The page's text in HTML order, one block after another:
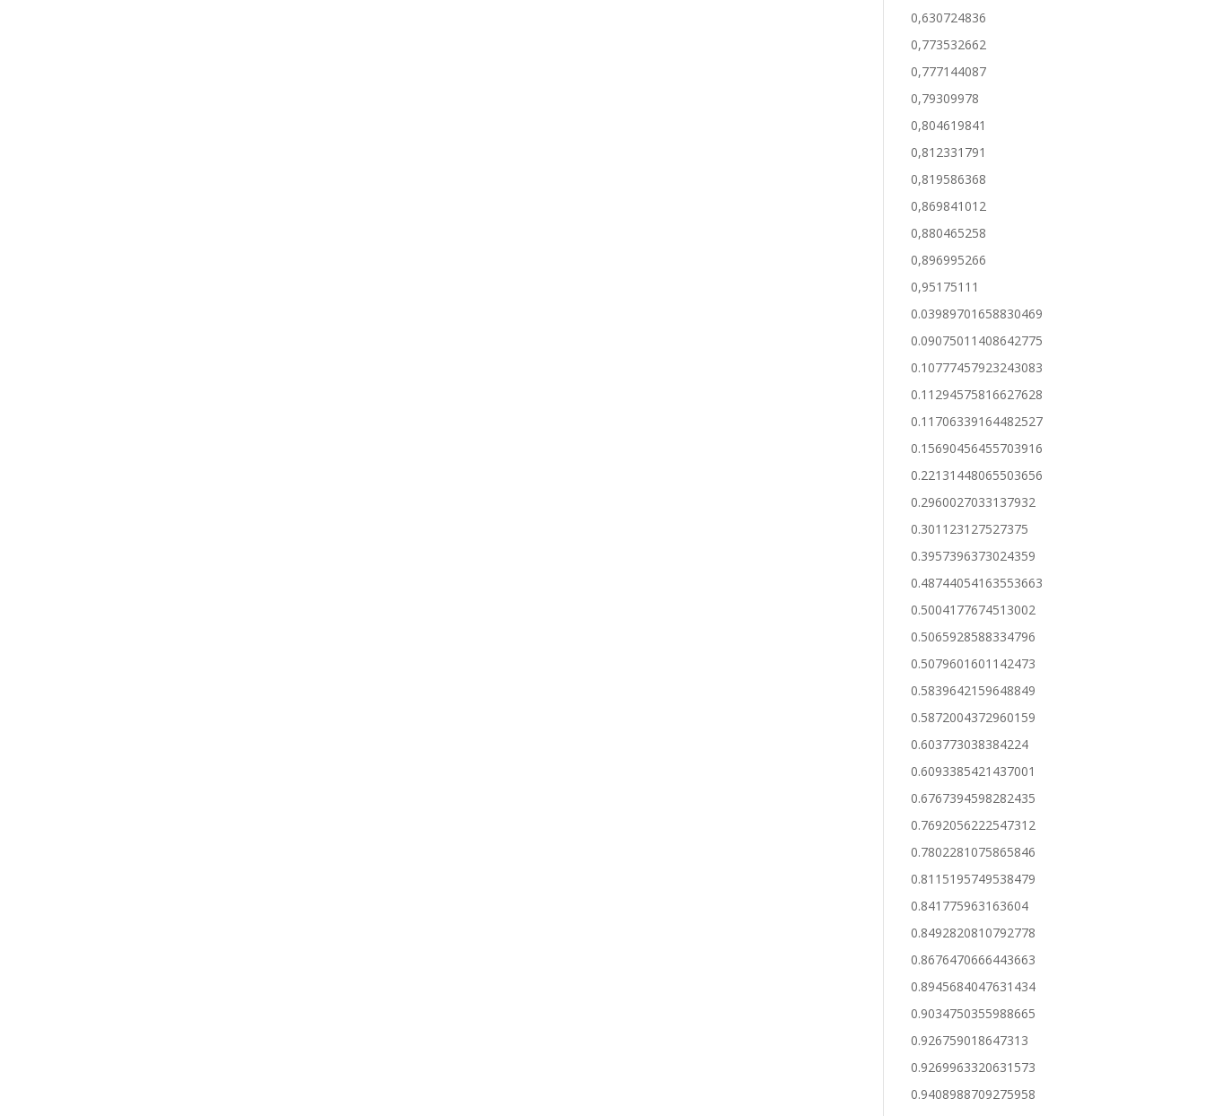
0,630724836
0,773532662
0,777144087
0,79309978
0,804619841
0,812331791
0,819586368
0,869841012
0,880465258
0,896995266
0,95175111
0.03989701658830469
0.09075011408642775
0.10777457923243083
0.11294575816627628
0.11706339164482527
0.15690456455703916
0.22131448065503656
0.2960027033137932
0.301123127527375
0.3957396373024359
0.48744054163553663
0.5004177674513002
0.5065928588334796
0.5079601601142473
0.5839642159648849
0.5872004372960159
0.603773038384224
0.6093385421437001
0.6767394598282435
0.7692056222547312
0.7802281075865846
0.8115195749538479
0.841775963163604
0.8492820810792778
0.8676470666443663
0.8945684047631434
0.9034750355988665
0.926759018647313
0.9269963320631573
0.9408988709275958